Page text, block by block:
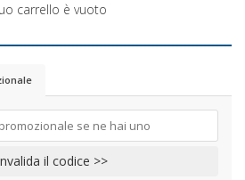
carrello è vuoto
il codice >>